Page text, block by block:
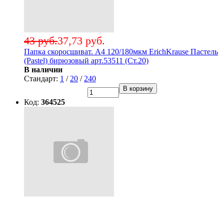
37,73 руб.
43 руб.
Папка скоросшиват. А4 120/180мкм ErichKrause Пастель
(Pastel) бирюзовый арт.53511 (Ст.20)
В наличии
Стандарт: 1 / 20 / 240
В корзину
Код: 364525